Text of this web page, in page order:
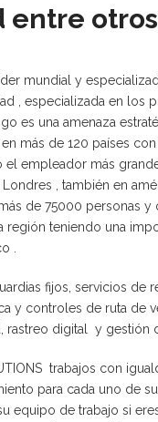
entre otros
mundial y
, especializada en los
es una amenaza
más de 120 países
empleador más
, también en
de 75000 personas y
región teniendo una
.
fijos, servicios de
y controles de ruta de
rastreo digital y gestión
trabajos con
para cada uno de
equipo de trabajo si